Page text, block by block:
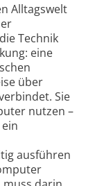
Alltagswelt
Technik
eine
über
Sie
nutzen –
ausführen